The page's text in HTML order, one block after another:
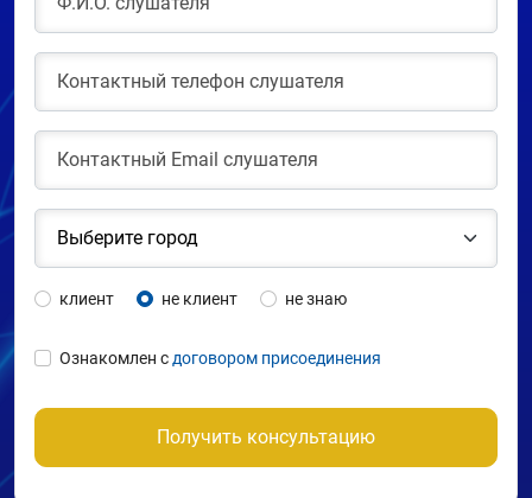
клиент не клиент не знаю
Ознакомлен с договором присоединения
Получить консультацию